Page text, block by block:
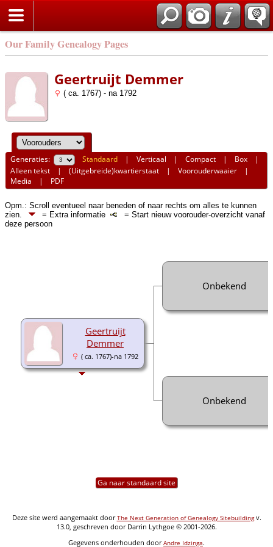
Our Family Genealogy Pages
Geertruijt Demmer
( ca. 1767) - na 1792
Generaties: Standaard |Verticaal |Compact | Box |
Alleen tekst |(Uitgebreide)kwartierstaat |Voorouderwaaier |
Media | PDF
Opm.: Scroll eventueel naar beneden of naar rechts om alles te kunnen
zien.
= Extra informatie
= Start nieuw voorouder-overzicht vanaf
deze persoon
Geertruijt
Demmer
( ca. 1767)-na 1792
Onbekend
Onbekend
Ga naar standaard site
Deze site werd aangemaakt doorThe Next Generation of Genealogy Sitebuildingv.
13.0, geschreven door Darrin Lythgoe © 2001-2026.
Gegevens onderhouden doorAndre Idzinga.